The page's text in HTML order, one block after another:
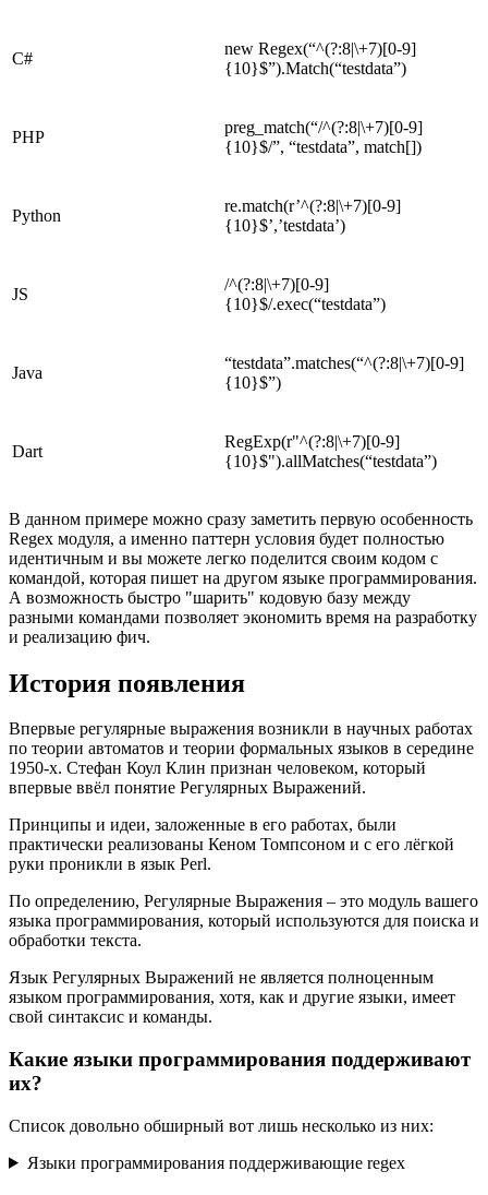
C#
new Regex(“^(?:8|\+7)[0-9]
{10}$”).Match(“testdata”)
PHP
preg_match(“/^(?:8|\+7)[0-9]
{10}$/”, “testdata”, match[])
Python
re.match(r’^(?:8|\+7)[0-9]
{10}$’,’testdata’)
JS
/^(?:8|\+7)[0-9]
{10}$/.exec(“testdata”)
Java
“testdata”.matches(“^(?:8|\+7)[0-9]
{10}$”)
Dart
RegExp(r"^(?:8|\+7)[0-9]
{10}$").allMatches(“testdata”)
В данном примере можно сразу заметить первую особенность
Regex модуля, а именно паттерн условия будет полностью
идентичным и вы можете легко поделится своим кодом с
командой, которая пишет на другом языке программирования.
А возможность быстро "шарить" кодовую базу между
разными командами позволяет экономить время на разработку
и реализацию фич.
История появления
Впервые регулярные выражения возникли в научных работах
по теории автоматов и теории формальных языков в середине
1950-х. Стефан Коул Клин признан человеком, который
впервые ввёл понятие Регулярных Выражений.
Принципы и идеи, заложенные в его работах, были
практически реализованы Кеном Томпсоном и с его лёгкой
руки проникли в язык Perl.
По определению, Регулярные Выражения – это модуль вашего
языка программирования, который используются для поиска и
обработки текста.
Язык Регулярных Выражений не является полноценным
языком программирования, хотя, как и другие языки, имеет
свой синтаксис и команды.
Какие языки программирования поддерживают
их?
Список довольно обширный вот лишь несколько из них:
Языки программирования поддерживающие regex